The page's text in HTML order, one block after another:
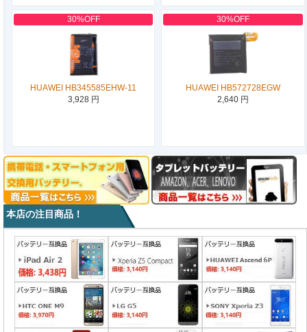
30%OFF
HUAWEI HB345585EHW-11
3,928 円
30%OFF
HUAWEI HB572728EGW
2,640 円
本店の注目商品！